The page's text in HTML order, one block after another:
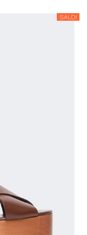
SALDI